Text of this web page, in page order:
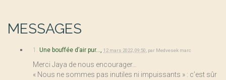
MESSAGES
1. Une bouffée d’air pur..., 12 mars 2022, 09:50 par Medvesek marc
Merci Jaya de nous encourager…
« Nous ne sommes pas inutiles ni impuissants » : c’est sûr